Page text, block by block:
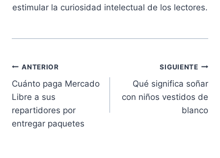
estimular la curiosidad intelectual de los lectores.
Navegación
de
entradas
ANTERIOR
Cuánto paga Mercado
Libre a sus
repartidores por
entregar paquetes
SIGUIENTE
Qué significa soñar
con niños vestidos de
blanco